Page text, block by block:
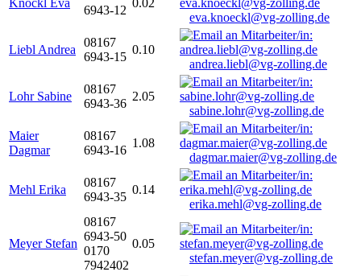
Knöckl Eva
6943-12
0.02
eva.knoeckl@vg-zolling.de
Liebl Andrea
08167
6943-15
0.10
andrea.liebl@vg-zolling.de
Lohr Sabine
08167
6943-36
2.05
sabine.lohr@vg-zolling.de
Maier
Dagmar
08167
6943-16
1.08
dagmar.maier@vg-zolling.de
Mehl Erika
08167
6943-35
0.14
erika.mehl@vg-zolling.de
Meyer Stefan
08167
6943-50
0170
7942402
0.05
stefan.meyer@vg-zolling.de